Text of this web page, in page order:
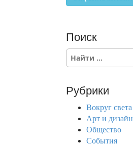
Поиск
S
e
c
Рубрики
Вокруг света
Арт и дизайн
Общество
События